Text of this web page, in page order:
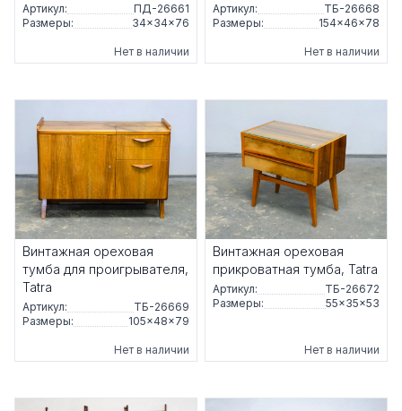
Артикул:
ПД-26661
Размеры:
34×34×76
Нет в наличии
Артикул:
ТБ-26668
Размеры:
154×46×78
Нет в наличии
Винтажная ореховая
тумба для проигрывателя,
Tatra
Артикул:
ТБ-26669
Размеры:
105×48×79
Нет в наличии
Винтажная ореховая
прикроватная тумба, Tatra
Артикул:
ТБ-26672
Размеры:
55×35×53
Нет в наличии